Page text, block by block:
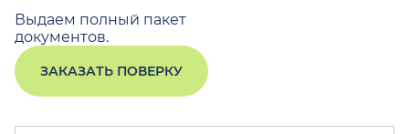
Выдаем полный пакет
документов.
ЗАКАЗАТЬ ПОВЕРКУ